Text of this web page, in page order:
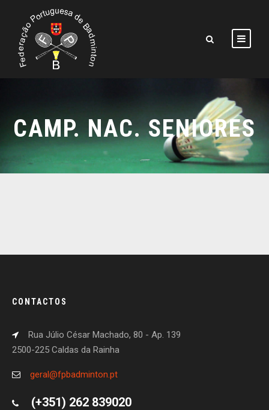
CAMP. NAC. SENIORES
CONTACTOS
Rua Júlio César Machado, 80 - Ap. 139
2500-225 Caldas da Rainha
geral@fpbadminton.pt
(+351) 262 839020